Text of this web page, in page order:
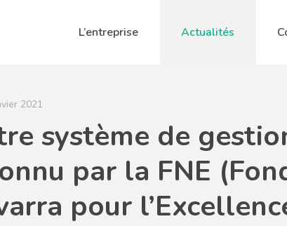
L’entreprise Actualités
2021
système de
par la FNE
pour